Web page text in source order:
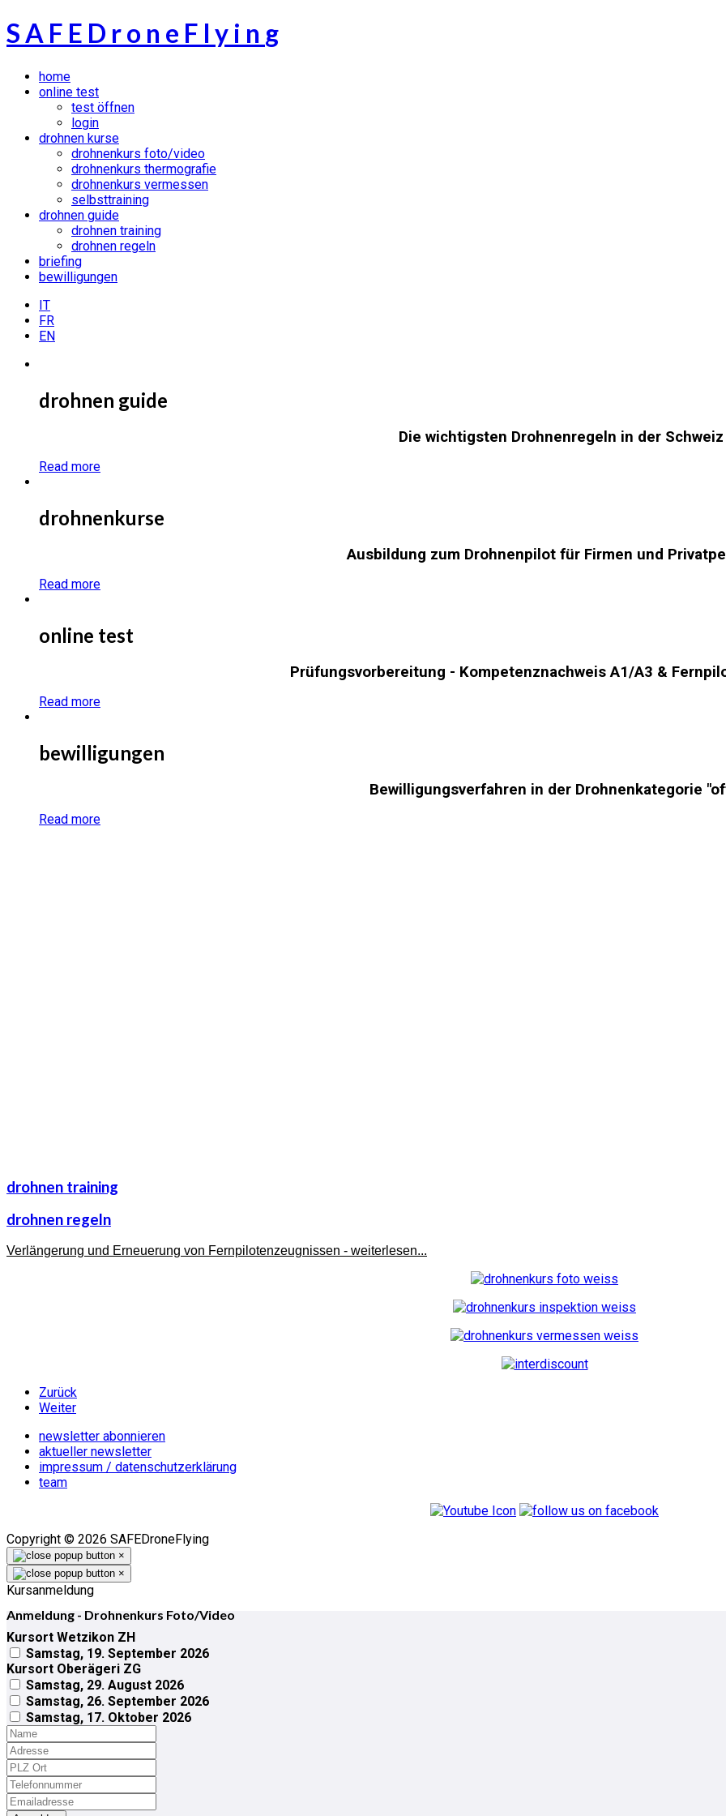
SA F E D ro n e F l y i n g
home
online test
test öffnen
login
drohnen kurse
drohnenkurs foto/video
drohnenkurs thermografie
drohnenkurs vermessen
selbsttraining
drohnen guide
drohnen training
drohnen regeln
briefing
bewilligungen
IT
FR
EN
drohnen guide
Die wichtigsten Drohnenregeln in der Schweiz
Read more
drohnenkurse
Ausbildung zum Drohnenpilot für Firmen und
Read more
online test
Prüfungsvorbereitung - Kompetenznachweis A1/A3 &
Read more
bewilligungen
Bewilligungsverfahren in der Drohnenkategorie
Read more
drohnen training
drohnen regeln
Verlängerung und Erneuerung von Fernpilotenzeugnissen - weiterlesen...
Zurück
Weiter
newsletter abonnieren
aktueller newsletter
impressum / datenschutzerklärung
team
Copyright © 2026 SAFEDroneFlying
×
×
Kursanmeldung
Anmeldung - Drohnenkurs Foto/Video
Kursort Wetzikon ZH
Samstag, 19. September 2026
Kursort Oberägeri ZG
Samstag, 29. August 2026
Samstag, 26. September 2026
Samstag, 17. Oktober 2026